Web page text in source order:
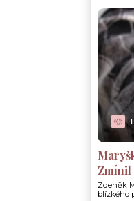
Zmínil
Zdeněk
blízkého